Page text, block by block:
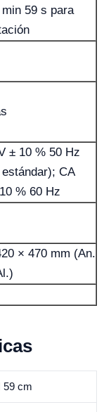
59 s para
± 10 % 50 Hz
CA
% 60 Hz
× 470 mm (An.
59 cm